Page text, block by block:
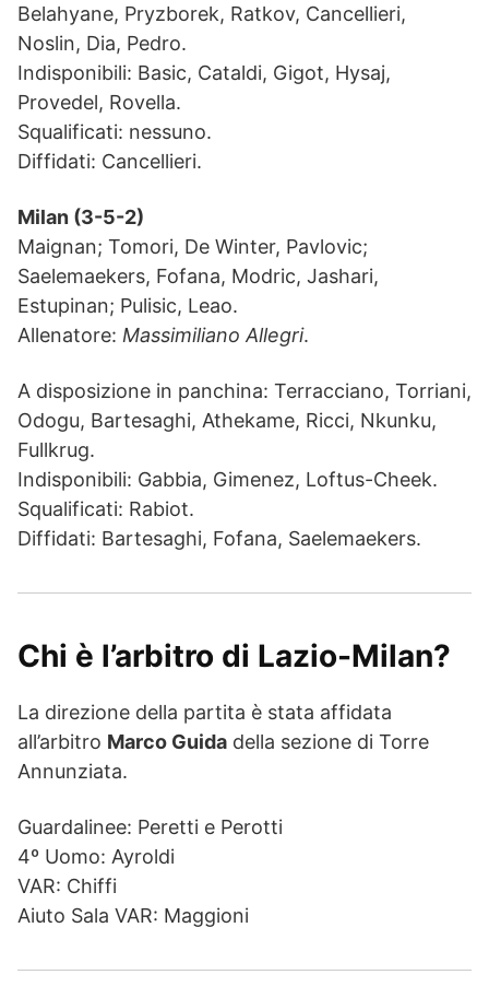
Belahyane, Pryzborek, Ratkov, Cancellieri,
Noslin, Dia, Pedro.
Indisponibili: Basic, Cataldi, Gigot, Hysaj,
Provedel, Rovella.
Squalificati: nessuno.
Diffidati: Cancellieri.
Milan (3-5-2)
Maignan; Tomori, De Winter, Pavlovic;
Saelemaekers, Fofana, Modric, Jashari,
Estupinan; Pulisic, Leao.
Allenatore: Massimiliano Allegri.
A disposizione in panchina: Terracciano, Torriani,
Odogu, Bartesaghi, Athekame, Ricci, Nkunku,
Fullkrug.
Indisponibili: Gabbia, Gimenez, Loftus-Cheek.
Squalificati: Rabiot.
Diffidati: Bartesaghi, Fofana, Saelemaekers.
Chi è l’arbitro di Lazio-Milan?
La direzione della partita è stata affidata
all’arbitro Marco Guida della sezione di Torre
Annunziata.
Guardalinee: Peretti e Perotti
4º Uomo: Ayroldi
VAR: Chiffi
Aiuto Sala VAR: Maggioni